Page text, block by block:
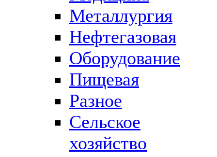
Металлургия
Нефтегазовая
Оборудование
Пищевая
Разное
Сельское
хозяйство